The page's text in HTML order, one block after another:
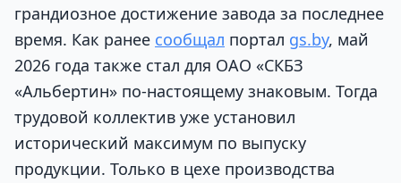
грандиозное достижение завода за последнее
время. Как ранее сообщал портал gs.by, май
2026 года также стал для ОАО «СКБЗ
«Альбертин» по-настоящему знаковым. Тогда
трудовой коллектив уже установил
исторический максимум по выпуску
продукции. Только в цехе производства